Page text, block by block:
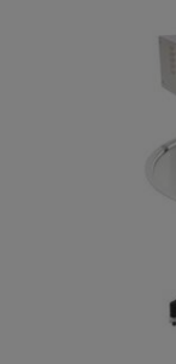
Δυνατότητα
230V/50Hz